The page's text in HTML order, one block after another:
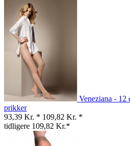
Veneziana - 12
prikker
93,39 Kr. * 109,82 Kr. *
tidligere 109,82 Kr.*